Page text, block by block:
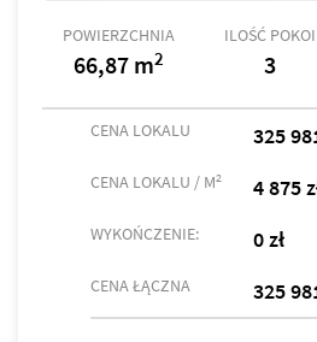
POWIERZCHNIA
66,87 m2
ILOŚĆ POKOI
3
CENA LOKALU 325
CENA LOKALU / M2 4 875
WYKOŃCZENIE: 0 zł
CENA ŁĄCZNA 325